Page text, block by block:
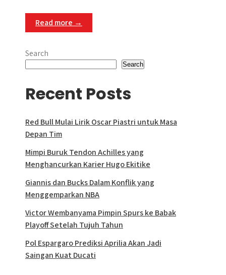
Read more →
Search
Search
Recent Posts
Red Bull Mulai Lirik Oscar Piastri untuk Masa
Depan Tim
Mimpi Buruk Tendon Achilles yang
Menghancurkan Karier Hugo Ekitike
Giannis dan Bucks Dalam Konflik yang
Menggemparkan NBA
Victor Wembanyama Pimpin Spurs ke Babak
Playoff Setelah Tujuh Tahun
Pol Espargaro Prediksi Aprilia Akan Jadi
Saingan Kuat Ducati